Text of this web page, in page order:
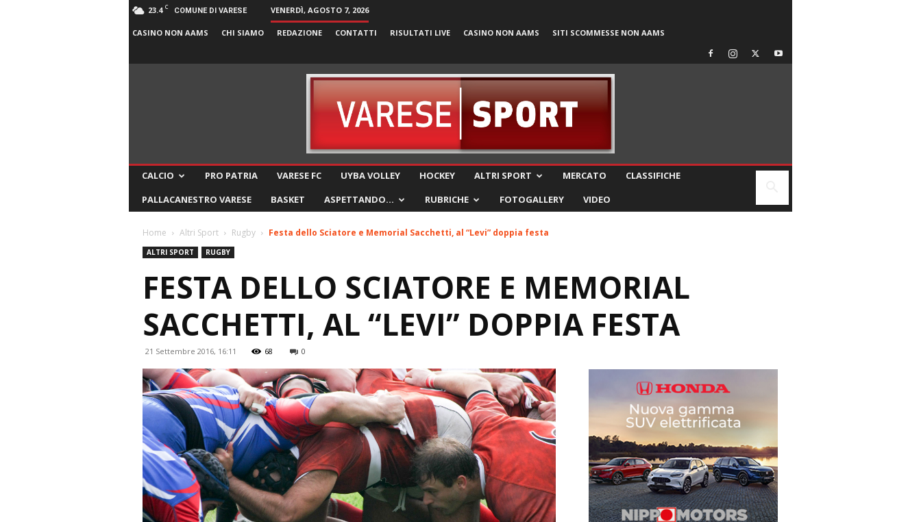
23.4 C COMUNE DI VARESE VENERDÌ, AGOSTO 7, 2026
CASINO NON AAMS CHI SIAMO REDAZIONE CONTATTI RISULTATI LIVE CASINO NON AAMS SITI SCOMMESSE NON AAMS
CALCIO PRO PATRIA VARESE FC UYBA VOLLEY HOCKEY ALTRI SPORT MERCATO
CLASSIFICHE
PALLACANESTRO VARESE
BASKET ASPETTANDO… RUBRICHE FOTOGALLERY VIDEO
Home Altri Sport Rugby Festa dello Sciatore e Memorial Sacchetti, al “Levi” doppia festa
ALTRI SPORT RUGBY
FESTA DELLO SCIATORE E MEMORIAL
SACCHETTI, AL “LEVI” DOPPIA FESTA
21 Settembre 2016, 16:11 68 0